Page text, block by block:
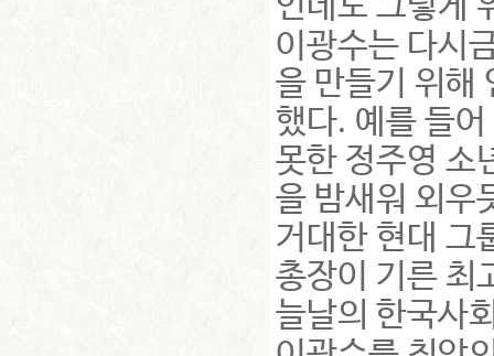
이광수는 다시
을 만들기 위해
했다. 예를 들
못한 정주영 소
을 밤새워 외우
거대한 현대 그
총장이 기른 최
늘날의 한국사